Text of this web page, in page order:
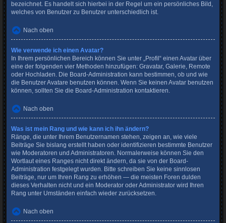
bezeichnet. Es handelt sich hierbei in der Regel um ein persönliches Bild,
welches von Benutzer zu Benutzer unterschiedlich ist.
Nach oben
Wie verwende ich einen Avatar?
In Ihrem persönlichen Bereich können Sie unter „Profil“ einen Avatar über
eine der folgenden vier Methoden hinzufügen: Gravatar, Galerie, Remote
oder Hochladen. Die Board-Administration kann bestimmen, ob und wie
die Benutzer Avatare benutzen können. Wenn Sie keinen Avatar benutzen
können, sollten Sie die Board-Administration kontaktieren.
Nach oben
Was ist mein Rang und wie kann ich ihn ändern?
Ränge, die unter Ihrem Benutzernamen stehen, zeigen an, wie viele
Beiträge Sie bislang erstellt haben oder identifizieren bestimmte Benutzer
wie Moderatoren und Administratoren. Normalerweise können Sie den
Wortlaut eines Ranges nicht direkt ändern, da sie von der Board-
Administration festgelegt wurden. Bitte schreiben Sie keine sinnlosen
Beiträge, nur um Ihren Rang zu erhöhen — die meisten Foren dulden
dieses Verhalten nicht und ein Moderator oder Administrator wird Ihren
Rang unter Umständen einfach wieder zurücksetzen.
Nach oben